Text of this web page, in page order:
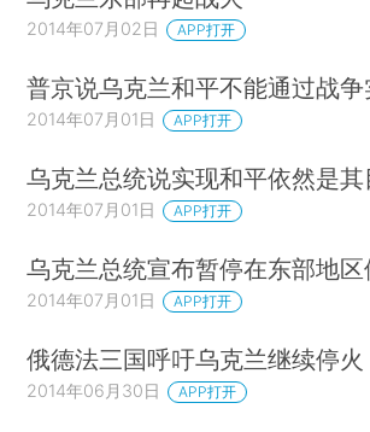
2014年07月02日 APP打开
普京说乌克兰和平不能通过战
2014年07月01日 APP打开
乌克兰总统说实现和平依然是
2014年07月01日 APP打开
乌克兰总统宣布暂停在东部地区
2014年07月01日 APP打开
俄德法三国呼吁乌克兰继续停火
2014年06月30日 APP打开